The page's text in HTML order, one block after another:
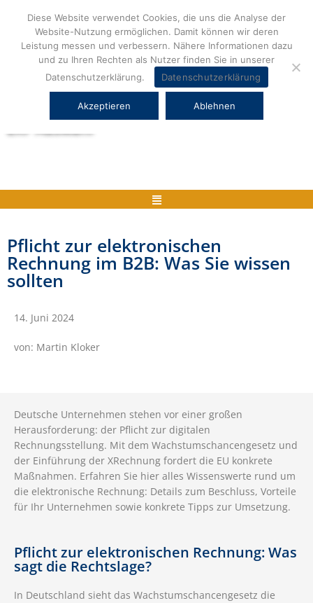
springen
Herstellerneutrale ERP Beratung und
Menü
Pflicht zur elektronischen
Rechnung im B2B: Was Sie wissen
sollten
14. Juni 2024
von: Martin Kloker
Deutsche Unternehmen stehen vor einer großen
Herausforderung: der Pflicht zur digitalen
Rechnungsstellung. Mit dem Wachstumschancengesetz und
der Einführung der XRechnung fordert die EU konkrete
Maßnahmen. Erfahren Sie hier alles Wissenswerte rund um
die elektronische Rechnung: Details zum Beschluss, Vorteile
für Ihr Unternehmen sowie konkrete Tipps zur Umsetzung.
Pflicht zur elektronischen Rechnung: Was
sagt die Rechtslage?
In Deutschland sieht das Wachstumschancengesetz die
Diese Website verwendet Cookies, die uns die Analyse der
Website-Nutzung ermöglichen. Damit können wir deren
Leistung messen und verbessern. Nähere Informationen dazu
und zu Ihren Rechten als Nutzer finden Sie in unserer
Datenschutzerklärung.
Datenschutzerklärung
Akzeptieren Ablehnen